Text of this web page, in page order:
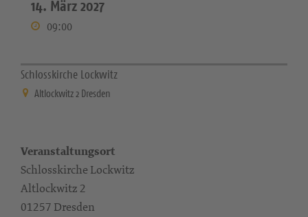
14. März 2027
09:00
Schlosskirche Lockwitz
Altlockwitz 2 Dresden
Veranstaltungsort
Schlosskirche Lockwitz
Altlockwitz 2
01257 Dresden